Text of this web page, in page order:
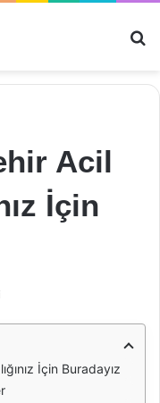
Acil
İçin
İçin Buradayız